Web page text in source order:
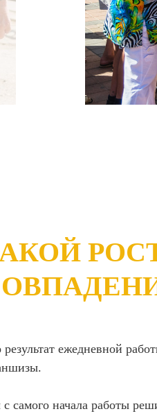
результат ежедневной
самого начала работы